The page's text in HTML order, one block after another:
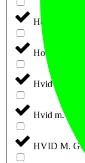
Heather-Grey
Hot Pink
Hvid
Hvid m. Blå
HVID M.